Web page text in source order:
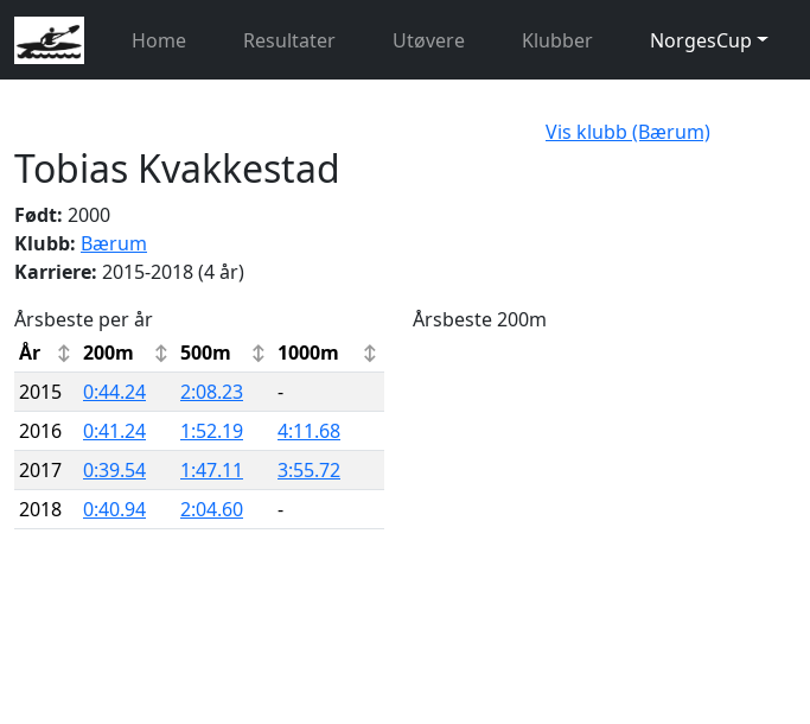
Home Resultater Utøvere Klubber NorgesCup
Vis klubb (Bærum)
Tobias Kvakkestad
Født: 2000
Klubb: Bærum
Karriere: 2015-2018 (4 år)
Årsbeste per år
År
200m 500m
1000m
2015
0:44.24 2:08.23
-
2016
0:41.24 1:52.19
4:11.68
2017
0:39.54 1:47.11
3:55.72
2018
0:40.94 2:04.60 -
Årsbeste 200m